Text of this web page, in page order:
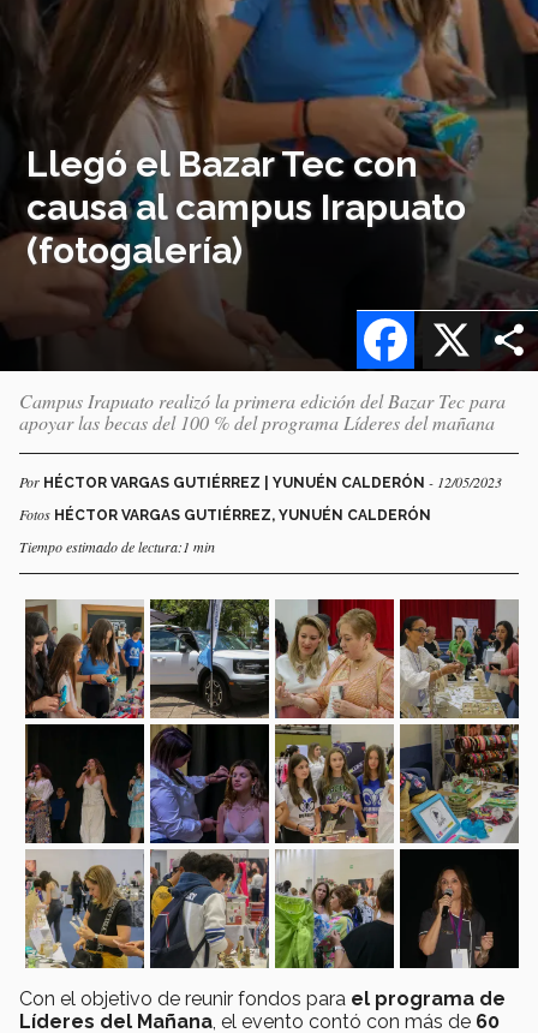
Llegó el Bazar Tec con
causa al campus Irapuato
(fotogalería)
X
Facebook
Campus Irapuato realizó la primera edición del Bazar Tec para
apoyar las becas del 100 % del programa Líderes del mañana
Por HÉCTOR VARGAS GUTIÉRREZ | YUNUÉN CALDERÓN - 12/05/2023
Fotos HÉCTOR VARGAS GUTIÉRREZ, YUNUÉN CALDERÓN
Tiempo estimado de lectura:1 min
Con el objetivo de reunir fondos para el programa de
Líderes del Mañana , el evento contó con más de 60